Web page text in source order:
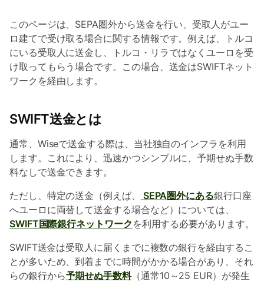
このページは、SEPA圏外から送金を行い、受取人がユー
ロ建てで受け取る場合に関する情報です。例えば、トルコ
にいる受取人に送金し、トルコ・リラではなくユーロを受
け取ってもらう場合です。この場合、送金はSWIFTネット
ワークを経由します。
SWIFT送金とは
通常、Wiseで送金する際は、当社独自のインフラを利用
します。これにより、迅速かつシンプルに、予期せぬ手数
料なしで送金できます。
ただし、特定の送金（例えば、
SEPA圏外にある銀行口座
へユーロに両替して送金する場合など）については、
SWIFT国際銀行ネットワーク を利用する必要があります。
SWIFT送金は受取人に届くまでに複数の銀行を経由するこ
とが多いため、到着までに時間がかかる場合があり、それ
らの銀行から予期せぬ手数料（通常10～25 EUR）が発生